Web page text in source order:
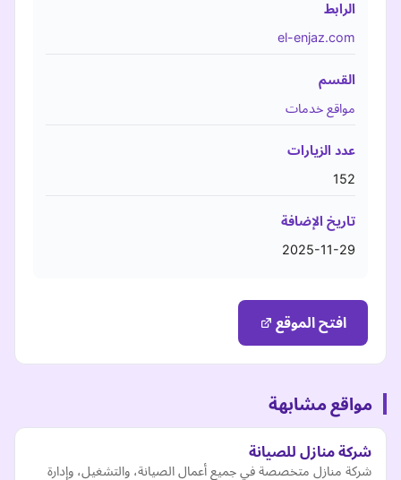
الرابط
el-enjaz.com
القسم
مواقع خدمات
عدد الزيارات
152
تاريخ الإضافة
2025-11-29
افتح الموقع
مواقع مشابهة
شركة منازل للصيانة
شركة منازل متخصصة في جميع أعمال الصيانة، والتشغيل، وإدارة